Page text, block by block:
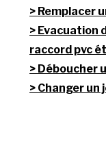
Remplacer
Evacuation
raccord pvc
Déboucher
Changer un